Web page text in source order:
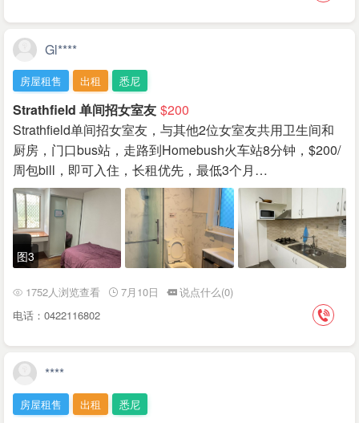
Gl****
房屋租售 出租 悉尼
Strathfield 单间招女室友 $200
Strathfield单间招女室友，与其他2位女室友共用卫生间和
厨房，门口bus站，走路到Homebush火车站8分钟，$200/
周包bill，即可入住，长租优先，最低3个月…
图3
1752人浏览查看 7月10日
说点什么(0)
电话：0422116802
****
房屋租售 出租 悉尼